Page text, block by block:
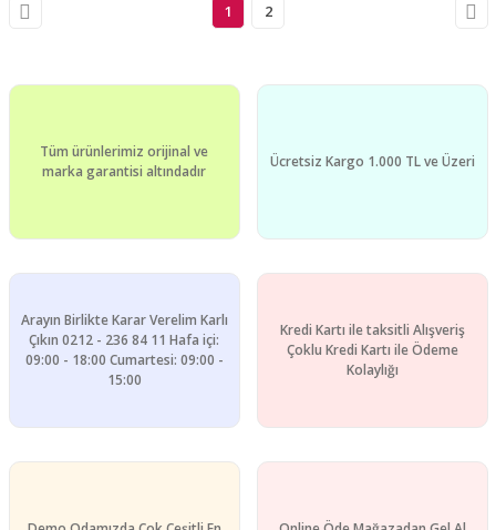
1 2
Tüm ürünlerimiz orijinal ve
marka garantisi altındadır
Ücretsiz Kargo 1.000 TL ve Üzeri
Arayın Birlikte Karar Verelim Karlı
Çıkın 0212 - 236 84 11 Hafa içi:
09:00 - 18:00 Cumartesi: 09:00 -
15:00
Kredi Kartı ile taksitli Alışveriş
Çoklu Kredi Kartı ile Ödeme
Kolaylığı